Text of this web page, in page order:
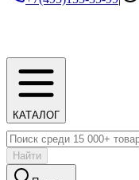
КАТАЛОГ
Найти